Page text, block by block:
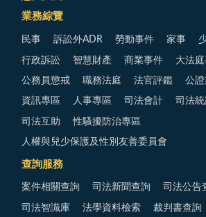
業務綜覽
民事 訴訟外ADR 勞動事件 家事
行政訴訟 智慧財產 商業事件 大法
公務員懲戒 職務法庭 法官評鑑 公證
資訊專區 人事專區 司法會計 司法
司法互助 性騷擾防治專區
人權與兒少保護及性別友善委員會
查詢服務
案件相關查詢 司法新聞查詢 司法公告
司法智識庫 法學資料檢索 裁判書查詢